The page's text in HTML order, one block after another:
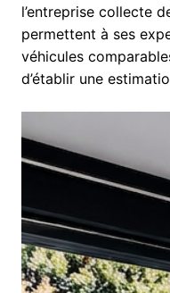
l’entreprise collecte
permettent à ses
véhicules
d’établir une